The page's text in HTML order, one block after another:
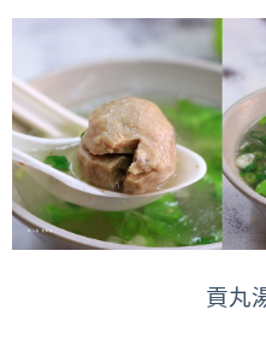
貢丸